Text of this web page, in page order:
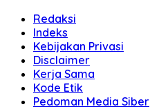
Redaksi
Indeks
Kebijakan Privasi
Disclaimer
Kerja Sama
Kode Etik
Pedoman Media Siber